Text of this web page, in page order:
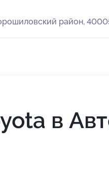
район,
в